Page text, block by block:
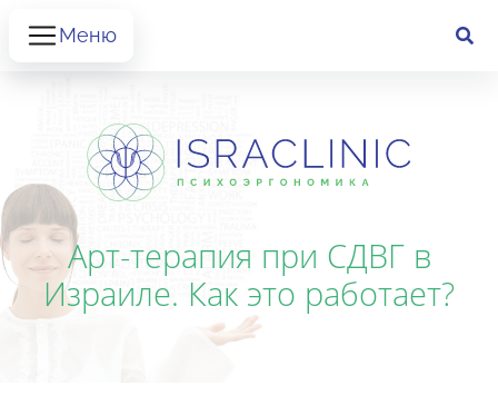
Меню
Арт-терапия при СДВГ в
Израиле. Как это работает?